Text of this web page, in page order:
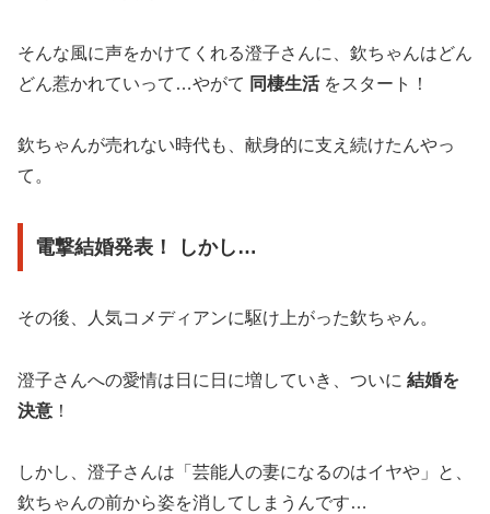
そんな風に声をかけてくれる澄子さんに、欽ちゃんはどん
どん惹かれていって…やがて 同棲生活をスタート！
欽ちゃんが売れない時代も、献身的に支え続けたんやっ
て。
電撃結婚発表！ しかし…
その後、人気コメディアンに駆け上がった欽ちゃん。
澄子さんへの愛情は日に日に増していき、ついに 結婚を
決意 ！
しかし、澄子さんは「芸能人の妻になるのはイヤや」と、
欽ちゃんの前から姿を消してしまうんです…